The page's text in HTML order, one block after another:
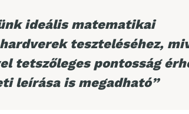
ideális matematikai
teszteléséhez,
tetszőleges pontosság
leírása is megadható”